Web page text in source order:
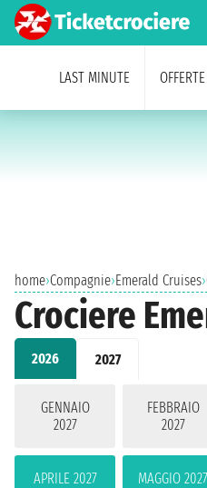
LAST MINUTE OFFERTE
home›Compagnie›Emerald Cruises›
Crociere
2026 2027
GENNAIO
2027
FEBBRAIO
2027
APRILE 2027 MAGGIO 2027